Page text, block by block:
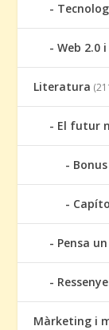
Web 2.0
Literatura
El futur
Pensa
Màrketing i